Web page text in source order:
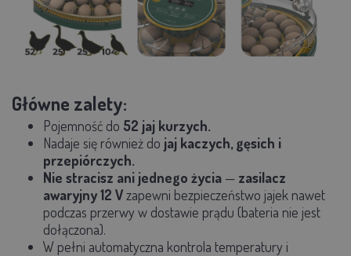
Główne zalety:
Pojemność do 52 jaj kurzych.
Nadaje się również do jaj kaczych, gęsich i
przepiórczych.
Nie stracisz ani jednego życia — zasilacz
awaryjny 12 Vzapewni bezpieczeństwo jajek nawet
podczas przerwy w dostawie prądu (bateria nie jest
dołączona).
W pełni automatyczna kontrola temperatury i